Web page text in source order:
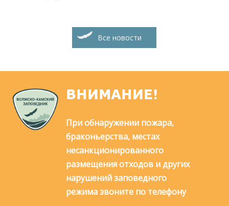
Все новости
ВНИМАНИЕ!
При обнаружении пожара,
браконьерства, местах
несанкционированного
размещения отходов и других
нарушений заповедного
режима звоните по телефону